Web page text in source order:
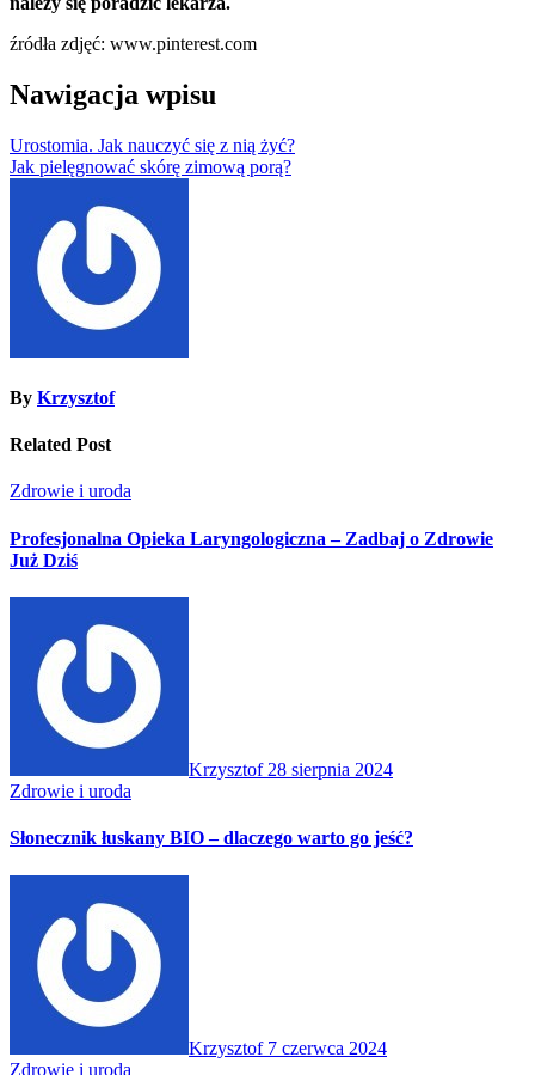
źródła zdjęć: www.pinterest.com
Nawigacja wpisu
Urostomia. Jak nauczyć się z nią żyć?
Jak pielęgnować skórę zimową porą?
By Krzysztof
Related Post
Zdrowie i uroda
Profesjonalna Opieka Laryngologiczna – Zadbaj o Zdrowie
Już Dziś
Krzysztof 28 sierpnia 2024
Zdrowie i uroda
Słonecznik łuskany BIO – dlaczego warto go jeść?
Krzysztof 7 czerwca 2024
Zdrowie i uroda